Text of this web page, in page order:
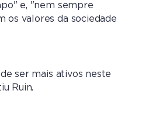
e, "nem sempre
os valores da sociedade
ser mais ativos neste
Ruin.